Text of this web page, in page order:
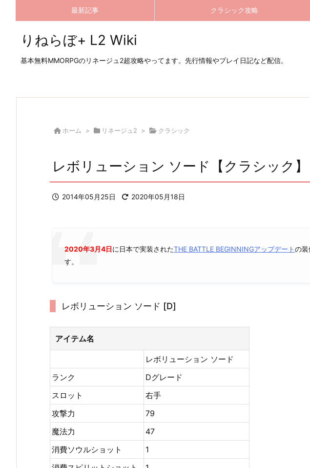
最新記事 クラシック攻略
りねらぼ+ L2 Wiki
基本無料MMORPGのリネージュ2超攻略やってます。先行情報やプレイ日記など配信。
ホーム > リネージュ2 > クラシック
レボリューション ソード【クラシック】
2014年05月25日 2020年05月18日
2020年3月4日に日本で実装されたTHE BATTLE BEGINNINGアップデートの装
す。
レボリューション ソード [D]
アイテム名
レボリューション ソード
ランク
Dグレード
スロット
右手
攻撃力
79
魔法力
47
消費ソウルショット
1